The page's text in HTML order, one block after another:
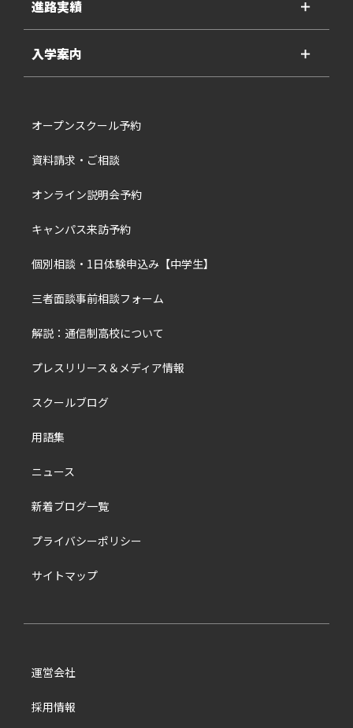
進路実績 ＋
入学案内 ＋
オープンスクール予約
資料請求・ご相談
オンライン説明会予約
キャンパス来訪予約
個別相談・1日体験申込み【中学生】
三者面談事前相談フォーム
解説：通信制高校について
プレスリリース＆メディア情報
スクールブログ
用語集
ニュース
新着ブログ一覧
プライバシーポリシー
サイトマップ
運営会社
採用情報